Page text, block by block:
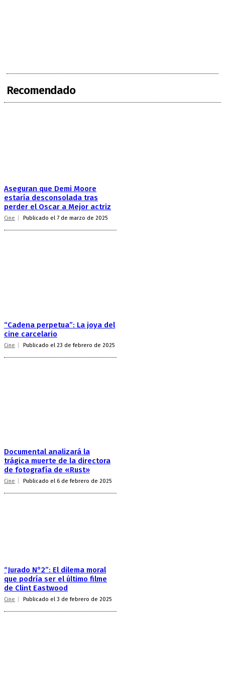
Recomendado
Aseguran que Demi Moore
estaría desconsolada tras
perder el Oscar a Mejor actriz
Cine Publicado el 7 de marzo de 2025
“Cadena perpetua”: La joya del
cine carcelario
Cine Publicado el 23 de febrero de 2025
Documental analizará la
trágica muerte de la directora
de fotografía de «Rust»
Cine Publicado el 6 de febrero de 2025
“Jurado N°2”: El dilema moral
que podría ser el último filme
de Clint Eastwood
Cine Publicado el 3 de febrero de 2025